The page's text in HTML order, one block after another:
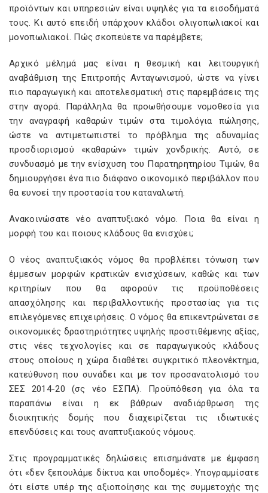
προϊόντων και υπηρεσιών είναι υψηλές για τα εισοδήματά
τους. Κι αυτό επειδή υπάρχουν κλάδοι ολιγοπωλιακοί και
μονοπωλιακοί. Πώς σκοπεύετε να παρέμβετε;
Αρχικό μέλημά μας είναι η θεσμική και λειτουργική
αναβάθμιση της Επιτροπής Ανταγωνισμού, ώστε να γίνει
πιο παραγωγική και αποτελεσματική στις παρεμβάσεις της
στην αγορά. Παράλληλα θα προωθήσουμε νομοθεσία για
την αναγραφή καθαρών τιμών στα τιμολόγια πώλησης,
ώστε να αντιμετωπιστεί το πρόβλημα της αδυναμίας
προσδιορισμού «καθαρών» τιμών χονδρικής. Αυτό, σε
συνδυασμό με την ενίσχυση του Παρατηρητηρίου Τιμών, θα
δημιουργήσει ένα πιο διάφανο οικονομικό περιβάλλον που
θα ευνοεί την προστασία του καταναλωτή.
Ανακοινώσατε νέο αναπτυξιακό νόμο. Ποια θα είναι η
μορφή του και ποιους κλάδους θα ενισχύει;
Ο νέος αναπτυξιακός νόμος θα προβλέπει τόνωση των
έμμεσων μορφών κρατικών ενισχύσεων, καθώς και των
κριτηρίων που θα αφορούν τις προϋποθέσεις
απασχόλησης και περιβαλλοντικής προστασίας για τις
επιλεγόμενες επιχειρήσεις. Ο νόμος θα επικεντρώνεται σε
οικονομικές δραστηριότητες υψηλής προστιθέμενης αξίας,
στις νέες τεχνολογίες και σε παραγωγικούς κλάδους
στους οποίους η χώρα διαθέτει συγκριτικό πλεονέκτημα,
κατεύθυνση που συνάδει και με τον προσανατολισμό του
ΣΕΣ 2014-20 (σς νέο ΕΣΠΑ). Προϋπόθεση για όλα τα
παραπάνω είναι η εκ βάθρων αναδιάρθρωση της
διοικητικής δομής που διαχειρίζεται τις ιδιωτικές
επενδύσεις και τους αναπτυξιακούς νόμους.
Στις προγραμματικές δηλώσεις επισημάνατε με έμφαση
ότι «δεν ξεπουλάμε δίκτυα και υποδομές». Υπογραμμίσατε
ότι είστε υπέρ της αξιοποίησης και της συμμετοχής της